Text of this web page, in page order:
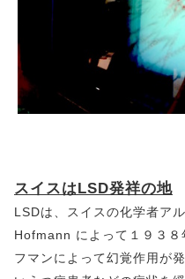
スイスはLSD発祥の地
LSDは、スイスの化学者ア
Hofmann によって１９３８
フマンによって幻覚作用が